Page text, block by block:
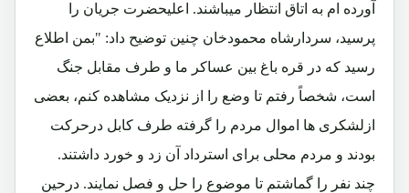
آورده ام به اتاق انتظار میباشند. اعلیحضرت جریان را
پرسید، سردارشاه محمودخان چنین توضیح داد: "بمن اطلاع
رسید که در قره باغ بین عساکر ما و طرف مقابل جنگ
است، شخصاً رفتم تا وضع را از نزدیک مشاهده کنم، بعضی
ازلشکری ها اموال مردم را گرفته طرف کابل درحرکت
بودند و مردم محلی برای استرداد آن زد و خورد داشتند.
چند نفر را گماشتم تا موضوع را حل و فصل نمایند. درحین